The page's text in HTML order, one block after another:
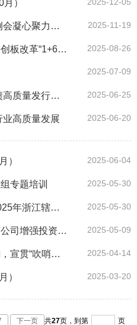
） 2025-12-05
浙江辖区举办2025年度董秘例会凝心聚力助推上市公司高质量发展 2025-11-19
浙江证监局联合上交所举办科创板改革“1+6”政策宣介会 2025-08-26
2025-07-09
强化政策宣传引导 推动科创债高质量发行——浙江局联合有关单位举办浙江科创债专场培训会 2025-06-25
高质量发展 2025-06-20
） 2025-06-04
专题培训 2025-05-30
浙江证监局联合七部门召开2025年浙江辖区“5·15全国投资者保护宣传日”启动会 2025-05-30
浙江证监局着力推动辖区上市公司增强投资者回报 2025-05-09
浙江局现场督导重点审计机构，宣贯“吹哨人”理念 2025-04-14
） 2025-03-20
下一页 共27页， 到第 页